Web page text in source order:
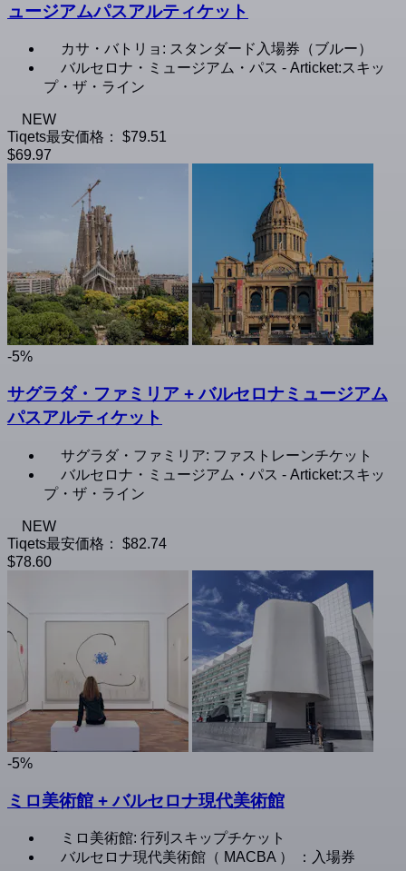
ュージアムパスアルティケット
カサ・バトリョ: スタンダード入場券（ブルー）
バルセロナ・ミュージアム・パス - Articket:スキッ
プ・ザ・ライン
NEW
Tiqets最安価格：
$79.51
$69.97
-5%
サグラダ・ファミリア + バルセロナミュージアム
パスアルティケット
サグラダ・ファミリア: ファストレーンチケット
バルセロナ・ミュージアム・パス - Articket:スキッ
プ・ザ・ライン
NEW
Tiqets最安価格：
$82.74
$78.60
-5%
ミロ美術館 + バルセロナ現代美術館
ミロ美術館: 行列スキップチケット
バルセロナ現代美術館（ MACBA ） ：入場券